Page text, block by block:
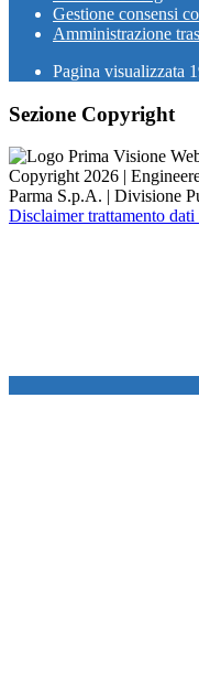
Gestione consensi
Amministrazione
Pagina visualizzata
Sezione Copyright
Copyright 2026 |
Parma S.p.A. | Divisione
Disclaimer trattamento dati